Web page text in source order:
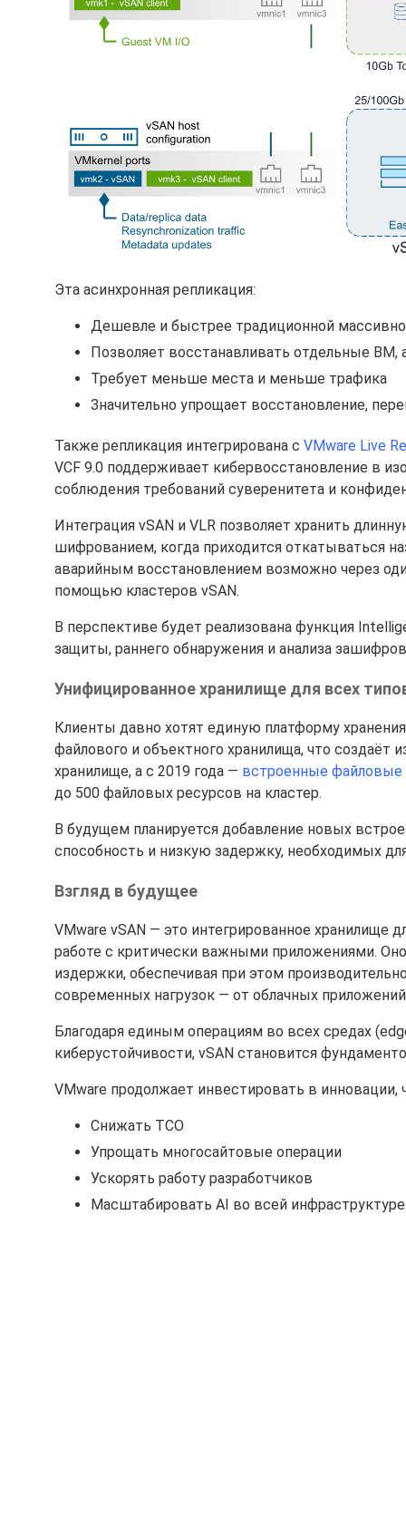
Эта асинхронная репликация:
Дешевле и быстрее традиционной
Позволяет восстанавливать отдельные ВМ,
Требует меньше места и меньше трафика
Значительно упрощает восстановление,
Также репликация интегрирована с VMware Live
VCF 9.0 поддерживает кибервосстановление в
соблюдения требований суверенитета и
Интеграция vSAN и VLR позволяет хранить
шифрованием, когда приходится откатываться
аварийным восстановлением возможно через
помощью кластеров vSAN.
В перспективе будет реализована функция
защиты, раннего обнаружения и анализа
Унифицированное хранилище для всех
Клиенты давно хотят единую платформу
файлового и объектного хранилища, что создаёт
хранилище, а с 2019 года — встроенные
до 500 файловых ресурсов на кластер.
В будущем планируется добавление новых
способность и низкую задержку, необходимых
Взгляд в будущее
VMware vSAN — это интегрированное хранилище
работе с критически важными приложениями.
издержки, обеспечивая при этом
современных нагрузок — от облачных
Благодаря единым операциям во всех средах
киберустойчивости, vSAN становится
VMware продолжает инвестировать в инновации,
Снижать TCO
Упрощать многосайтовые операции
Ускорять работу разработчиков
Масштабировать AI во всей инфраструктуре